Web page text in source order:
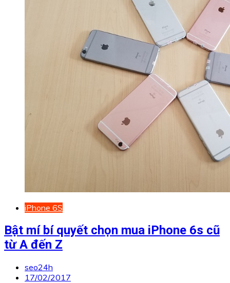
iPhone 6S
Bật mí bí quyết chọn mua iPhone 6s cũ
từ A đến Z
seo24h
17/02/2017